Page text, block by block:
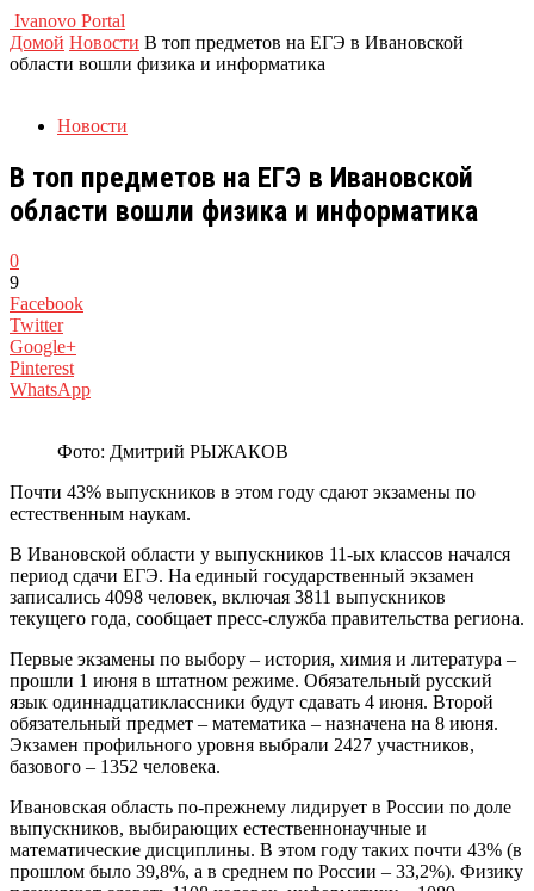
Ivanovo Portal
Домой Новости В топ предметов на ЕГЭ в Ивановской
области вошли физика и информатика
Новости
В топ предметов на ЕГЭ в Ивановской
области вошли физика и информатика
0
9
Facebook
Twitter
Google+
Pinterest
WhatsApp
Фото: Дмитрий РЫЖАКОВ
Почти 43% выпускников в этом году сдают экзамены по
естественным наукам.
В Ивановской области у выпускников 11-ых классов начался
период сдачи ЕГЭ. На единый государственный экзамен
записались 4098 человек, включая 3811 выпускников
текущего года, сообщает пресс-служба правительства региона.
Первые экзамены по выбору – история, химия и литература –
прошли 1 июня в штатном режиме. Обязательный русский
язык одиннадцатиклассники будут сдавать 4 июня. Второй
обязательный предмет – математика – назначена на 8 июня.
Экзамен профильного уровня выбрали 2427 участников,
базового – 1352 человека.
Ивановская область по-прежнему лидирует в России по доле
выпускников, выбирающих естественнонаучные и
математические дисциплины. В этом году таких почти 43% (в
прошлом было 39,8%, а в среднем по России – 33,2%). Физику